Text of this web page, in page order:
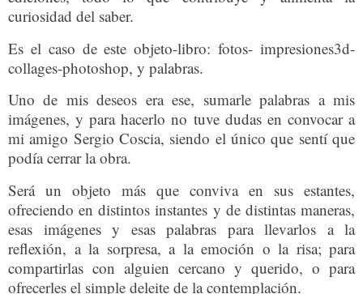
curiosidad del saber.
Es el caso de este objeto-libro: fotos- impresiones3d-
collages-photoshop, y palabras.
Uno de mis deseos era ese, sumarle palabras a mis
imágenes, y para hacerlo no tuve dudas en convocar a
mi amigo Sergio Coscia, siendo el único que sentí que
podía cerrar la obra.
Será un objeto más que conviva en sus estantes,
ofreciendo en distintos instantes y de distintas maneras,
esas imágenes y esas palabras para llevarlos a la
reflexión, a la sorpresa, a la emoción o la risa; para
compartirlas con alguien cercano y querido, o para
ofrecerles el simple deleite de la contemplación.